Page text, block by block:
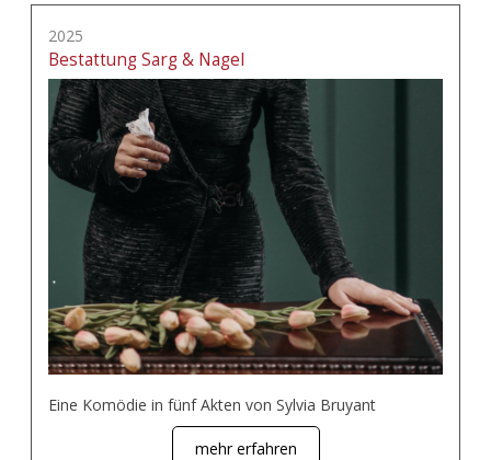
2025
Bestattung Sarg & Nagel
Eine Komödie in fünf Akten von Sylvia Bruyant
mehr erfahren